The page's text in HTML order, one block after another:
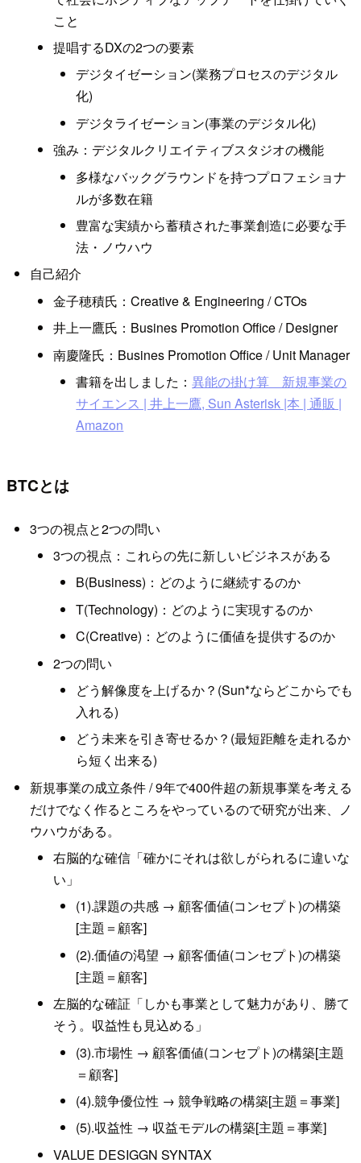
こと
提唱するDXの2つの要素
デジタイゼーション(業務プロセスのデジタル
化)
デジタライゼーション(事業のデジタル化)
強み：デジタルクリエイティブスタジオの機能
多様なバックグラウンドを持つプロフェショナ
ルが多数在籍
豊富な実績から蓄積された事業創造に必要な手
法・ノウハウ
自己紹介
金子穂積氏：Creative & Engineering / CTOs
井上一鷹氏：Busines Promotion Office / Designer
南慶隆氏：Busines Promotion Office / Unit Manager
書籍を出しました：異能の掛け算 新規事業の
サイエンス | 井上一鷹, Sun Asterisk |本 | 通販 |
Amazon
BTCとは
3つの視点と2つの問い
3つの視点：これらの先に新しいビジネスがある
B(Business)：どのように継続するのか
T(Technology)：どのように実現するのか
C(Creative)：どのように価値を提供するのか
2つの問い
どう解像度を上げるか？(Sun*ならどこからでも
入れる)
どう未来を引き寄せるか？(最短距離を走れるか
ら短く出来る)
新規事業の成立条件 / 9年で400件超の新規事業を考える
だけでなく作るところをやっているので研究が出来、ノ
ウハウがある。
右脳的な確信「確かにそれは欲しがられるに違いな
い」
(1).課題の共感 → 顧客価値(コンセプト)の構築
[主題＝顧客]
(2).価値の渇望 → 顧客価値(コンセプト)の構築
[主題＝顧客]
左脳的な確証「しかも事業として魅力があり、勝て
そう。収益性も見込める」
(3).市場性 → 顧客価値(コンセプト)の構築[主題
＝顧客]
(4).競争優位性 → 競争戦略の構築[主題＝事業]
(5).収益性 → 収益モデルの構築[主題＝事業]
VALUE DESIGGN SYNTAX